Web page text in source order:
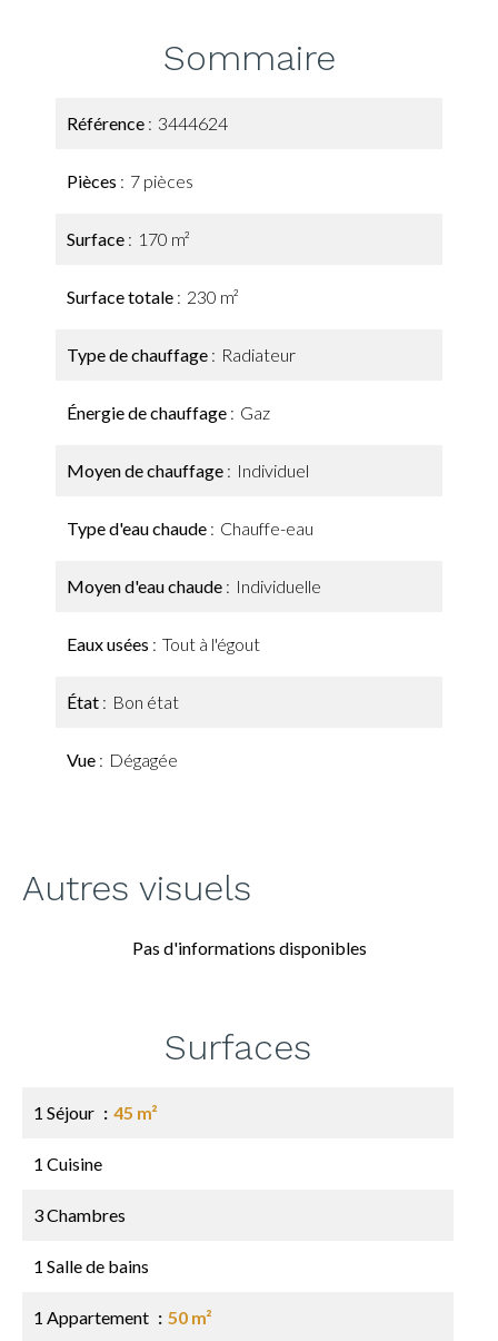
Sommaire
Référence 3444624
Pièces 7 pièces
Surface 170 m²
Surface totale 230 m²
Type de chauffage Radiateur
Énergie de chauffage Gaz
Moyen de chauffage Individuel
Type d'eau chaude Chauffe-eau
Moyen d'eau chaude Individuelle
Eaux usées Tout à l'égout
État Bon état
Vue Dégagée
Autres visuels
Pas d'informations disponibles
Surfaces
1 Séjour 45 m²
1 Cuisine
3 Chambres
1 Salle de bains
1 Appartement 50 m²